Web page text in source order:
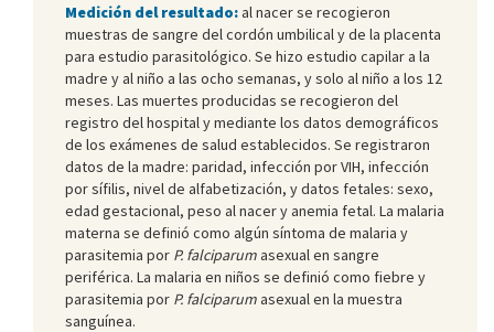
Medición del resultado:al nacer se recogieron
muestras de sangre del cordón umbilical y de la placenta
para estudio parasitológico. Se hizo estudio capilar a la
madre y al niño a las ocho semanas, y solo al niño a los 12
meses. Las muertes producidas se recogieron del
registro del hospital y mediante los datos demográficos
de los exámenes de salud establecidos. Se registraron
datos de la madre: paridad, infección por VIH, infección
por sífilis, nivel de alfabetización, y datos fetales: sexo,
edad gestacional, peso al nacer y anemia fetal. La malaria
materna se definió como algún síntoma de malaria y
parasitemia por P. falciparumasexual en sangre
periférica. La malaria en niños se definió como fiebre y
parasitemia por P. falciparumasexual en la muestra
sanguínea.